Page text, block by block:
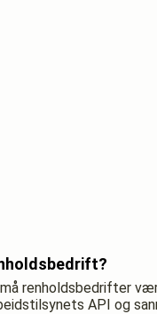
renholdsbedrifter
API og